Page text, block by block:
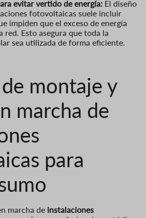
evitar vertido de energía: El diseño
fotovoltaicas suele incluir
impiden que el exceso de energía
red. Esto asegura que toda la
sea utilizada de forma eficiente.
montaje y
marcha de
para
marcha de instalaciones